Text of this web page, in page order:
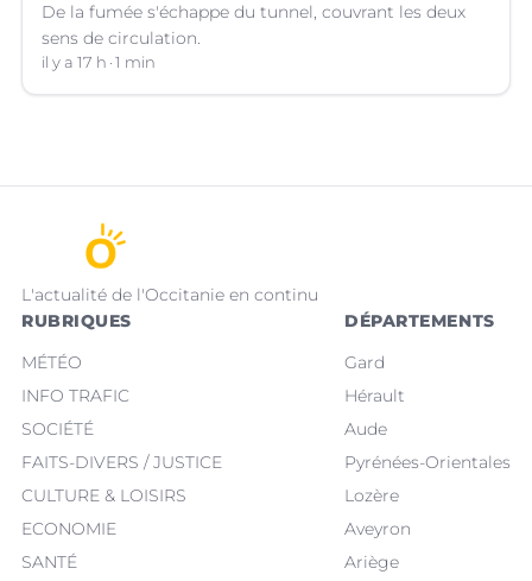
De la fumée s'échappe du tunnel, couvrant les deux
sens de circulation.
il y a 17 h 1 min
L'actualité de l'Occitanie en continu
RUBRIQUES
MÉTÉO
INFO TRAFIC
SOCIÉTÉ
FAITS-DIVERS / JUSTICE
CULTURE & LOISIRS
ECONOMIE
SANTÉ
DÉPARTEMENTS
Gard
Hérault
Aude
Pyrénées-Orientales
Lozère
Aveyron
Ariège